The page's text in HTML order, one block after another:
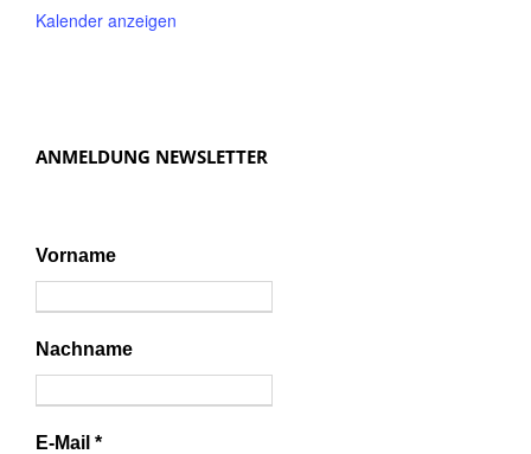
Kalender anzeigen
ANMELDUNG NEWSLETTER
Vorname
Nachname
E-Mail *